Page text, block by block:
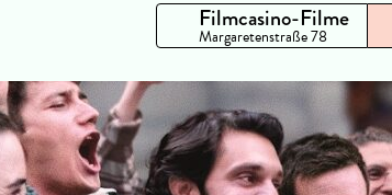
Filmcasino-Filme
Margaretenstraße 78